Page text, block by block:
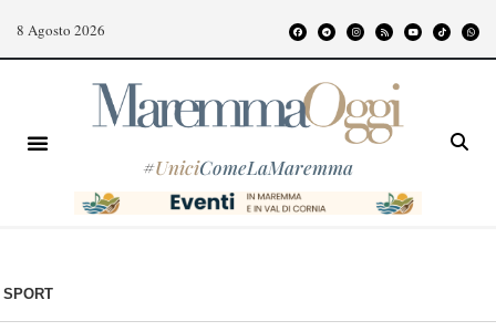
8 Agosto 2026
#UniciComeLaMaremma
SPORT